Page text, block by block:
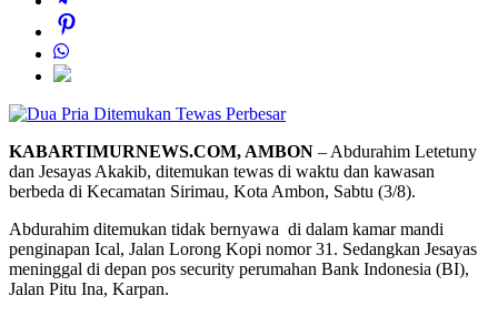
Perbesar
KABARTIMURNEWS.COM,AMBON – Abdurahim Letetuny
dan Jesayas Akakib, ditemukan tewas di waktu dan kawasan
berbeda di Kecamatan Sirimau, Kota Ambon, Sabtu (3/8).
Abdurahim ditemukan tidak bernyawa di dalam kamar mandi
penginapan Ical, Jalan Lorong Kopi nomor 31. Sedangkan Jesayas
meninggal di depan pos security perumahan Bank Indonesia (BI),
Jalan Pitu Ina, Karpan.